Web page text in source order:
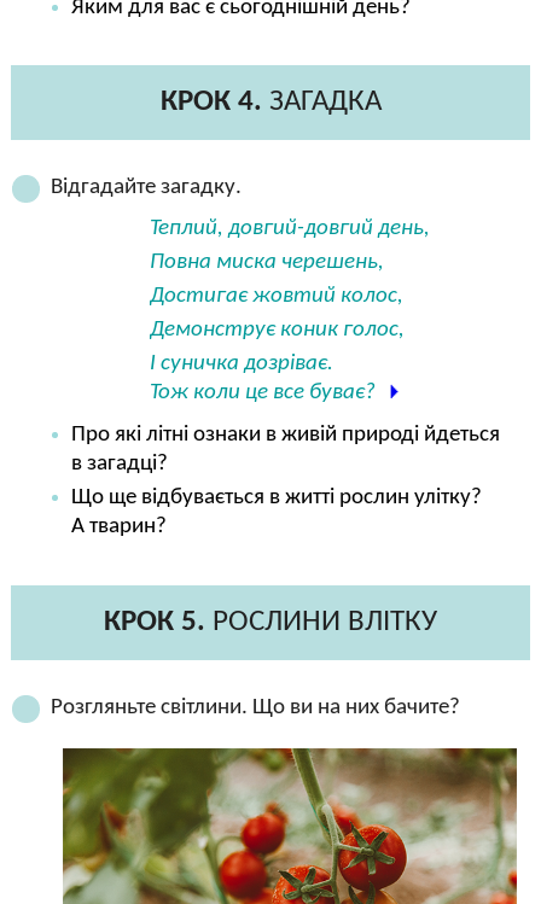
Яким для вас є сьогоднішній день?
КРОК 4. ЗАГАДКА
Відгадайте загадку.
Теплий, довгий-довгий день,
Повна миска черешень,
Достигає жовтий колос,
Демонструє коник голос,
І суничка дозріває.
Тож коли це все буває?
Про які літні ознаки в живій природі йдеться
в загадці?
Що ще відбувається в житті рослин улітку?
А тварин?
КРОК 5. РОСЛИНИ ВЛІТКУ
Розгляньте світлини. Що ви на них бачите?